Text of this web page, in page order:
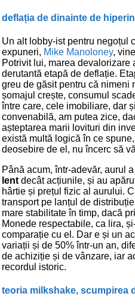
deflația de dinainte de
Un alt lobby-ist pentru negoțul
expuneri, Mike Manoloney,
Potrivit lui, marea
derutantă etapă de deflație.
greu de găsit pentru că nimeni
șomajul crește, consumul
între care, cele imobiliare, dar
convenabilă, am putea zice,
așteptarea marii lovituri din
există multă logică în ce
deosebire de el, nu încerc să
Până acum, într-adevăr, aurul
lent decât acțiunile, și au
hârtie și prețul fizic al aurului.
transport pe lanțul de
mare stabilitate în timp, dacă
Monede respectabile, ca lira,
comparație cu el. Dar e și un
variații și de 50% într-un an,
de achiziție și de vânzare, iar
recordul istoric.
teoria milkshake, scumpirea